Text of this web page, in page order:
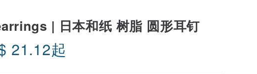
| 日本和纸 树脂 圆形耳钉
21.12起